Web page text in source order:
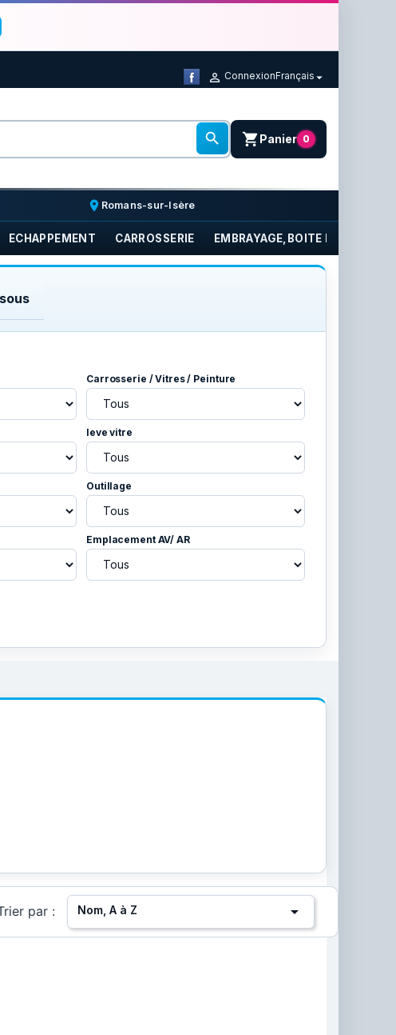
 ConnexionFrançais
 shopping_cartPanier 0
place Romans-sur-Isère
ECHAPPEMENT CARROSSERIE EMBRAYAGE,BOITE DE
Carrosserie / Vitres / Peinture
leve vitre
Outillage
Emplacement AV/ AR
par : Nom, A à Z 